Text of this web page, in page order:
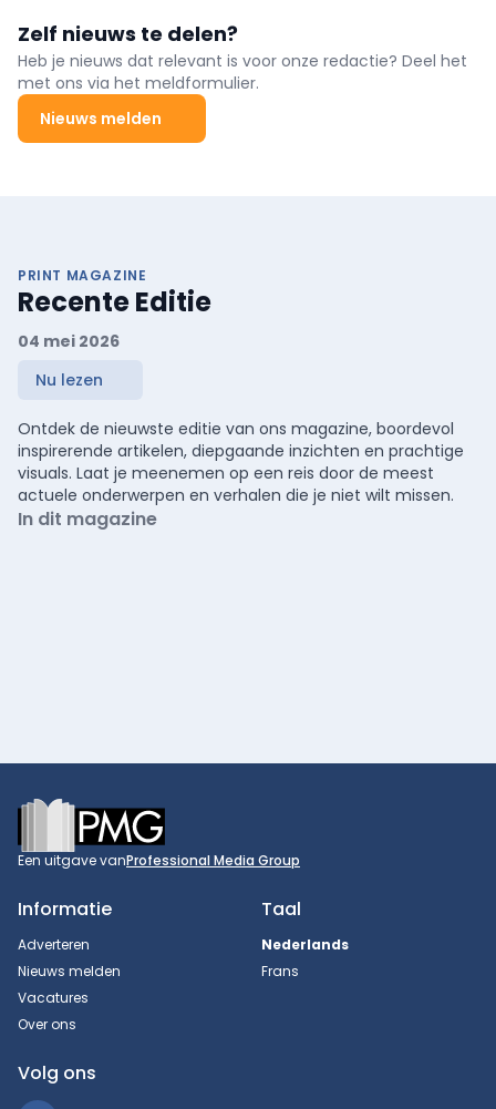
Zelf nieuws te delen?
Heb je nieuws dat relevant is voor onze redactie? Deel het
met ons via het meldformulier.
Nieuws melden
PRINT MAGAZINE
Recente Editie
04 mei 2026
Nu lezen
Ontdek de nieuwste editie van ons magazine, boordevol
inspirerende artikelen, diepgaande inzichten en prachtige
visuals. Laat je meenemen op een reis door de meest
actuele onderwerpen en verhalen die je niet wilt missen.
In dit magazine
Footer
Een uitgave vanProfessional Media Group
Informatie
Adverteren
Nieuws melden
Vacatures
Over ons
Taal
Nederlands
Frans
Volg ons